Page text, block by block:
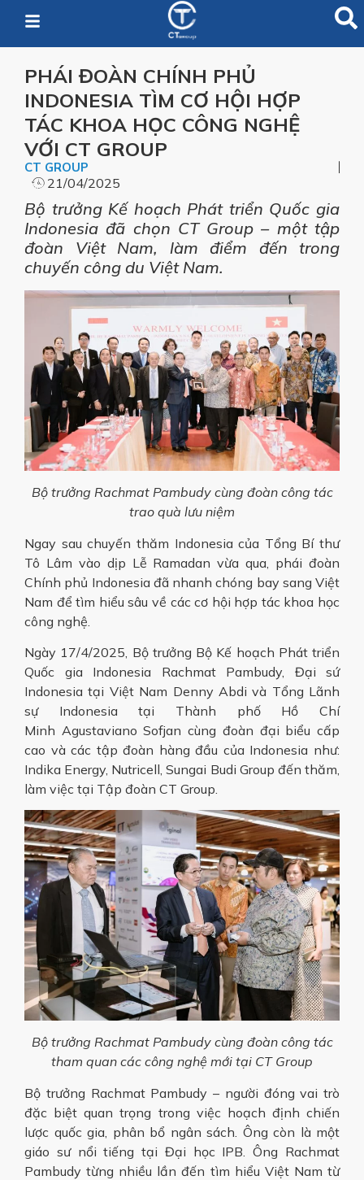
PHÁI ĐOÀN CHÍNH PHỦ
INDONESIA TÌM CƠ HỘI HỢP
TÁC KHOA HỌC CÔNG NGHỆ
VỚI CT GROUP
CT GROUP
21/04/2025
Bộ trưởng Kế hoạch Phát triển Quốc gia
Indonesia đã chọn CT Group – một tập
đoàn Việt Nam, làm điểm đến trong
chuyến công du Việt Nam.
Bộ trưởng Rachmat Pambudy cùng đoàn công tác
trao quà lưu niệm
Ngay sau chuyến thăm Indonesia của Tổng Bí thư
Tô Lâm vào dịp Lễ Ramadan vừa qua, phái đoàn
Chính phủ Indonesia đã nhanh chóng bay sang Việt
Nam để tìm hiểu sâu về các cơ hội hợp tác khoa học
công nghệ.
Ngày 17/4/2025, Bộ trưởng Bộ Kế hoạch Phát triển
Quốc gia Indonesia Rachmat Pambudy, Đại sứ
Indonesia tại Việt Nam Denny Abdi và Tổng Lãnh
sự Indonesia tại Thành phố Hồ Chí
Minh Agustaviano Sofjan cùng đoàn đại biểu cấp
cao và các tập đoàn hàng đầu của Indonesia như:
Indika Energy, Nutricell, Sungai Budi Group đến thăm,
làm việc tại Tập đoàn CT Group.
Bộ trưởng Rachmat Pambudy cùng đoàn công tác
tham quan các công nghệ mới tại CT Group
Bộ trưởng Rachmat Pambudy – người đóng vai trò
đặc biệt quan trọng trong việc hoạch định chiến
lược quốc gia, phân bổ ngân sách. Ông còn là một
giáo sư nổi tiếng tại Đại học IPB. Ông Rachmat
Pambudy từng nhiều lần đến tìm hiểu Việt Nam từ